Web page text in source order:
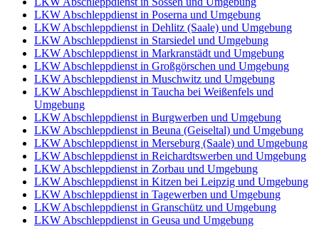
LKW Abschleppdienst in Poserna und Umgebung
LKW Abschleppdienst in Dehlitz (Saale) und Umgebung
LKW Abschleppdienst in Starsiedel und Umgebung
LKW Abschleppdienst in Markranstädt und Umgebung
LKW Abschleppdienst in Großgörschen und Umgebung
LKW Abschleppdienst in Muschwitz und Umgebung
LKW Abschleppdienst in Taucha bei Weißenfels und
Umgebung
LKW Abschleppdienst in Burgwerben und Umgebung
LKW Abschleppdienst in Beuna (Geiseltal) und Umgebung
LKW Abschleppdienst in Merseburg (Saale) und Umgebung
LKW Abschleppdienst in Reichardtswerben und Umgebung
LKW Abschleppdienst in Zorbau und Umgebung
LKW Abschleppdienst in Kitzen bei Leipzig und Umgebung
LKW Abschleppdienst in Tagewerben und Umgebung
LKW Abschleppdienst in Granschütz und Umgebung
LKW Abschleppdienst in Geusa und Umgebung